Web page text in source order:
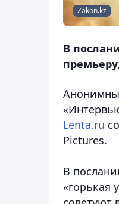
Zakon.kz
В
Lenta.ru
Pictures.
В
«горькая